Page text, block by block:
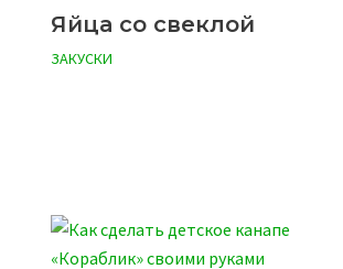
Яйца со свеклой
ЗАКУСКИ